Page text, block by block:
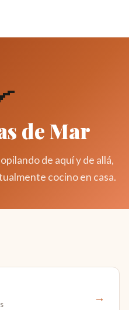
de Mar
de aquí y de allá,
cocino en casa.
→